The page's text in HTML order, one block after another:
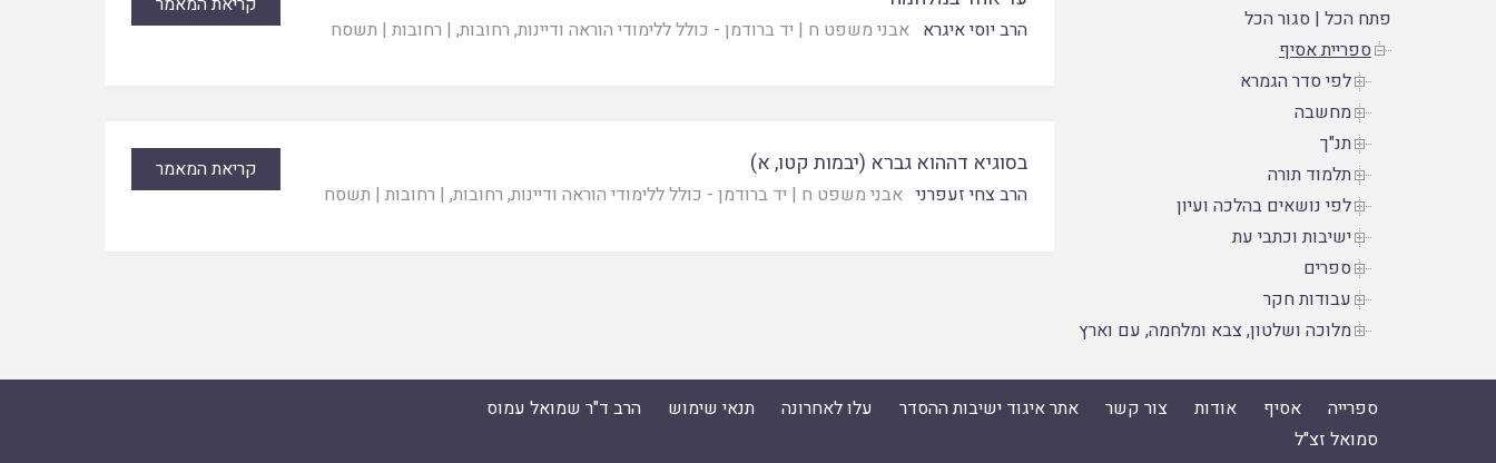
הרב יוסי איגרא אבני משפט ח | יד ברודמן - כולל ללימודי הוראה ודיינות, רחובות, | רחובות | תשסח
בסוגיא דההוא גברא (יבמות קטו, א)
הרב צחי זעפרני אבני משפט ח | יד ברודמן - כולל ללימודי הוראה ודיינות, רחובות, | רחובות | תשסח
קריאת המאמר
פתח הכל |סגור הכל
ספריית אסיף
לפי סדר הגמרא
מחשבה
תנ"ך
תלמוד תורה
לפי נושאים בהלכה ועיון
ישיבות וכתבי עת
ספרים
עבודות חקר
מלוכה ושלטון, צבא ומלחמה, עם וארץ
ספרייה אסיף אודות צור קשר אתר איגוד ישיבות ההסדר עלו לאחרונה תנאי שימוש
הרב ד"ר שמואל עמוס
סמואל זצ"ל